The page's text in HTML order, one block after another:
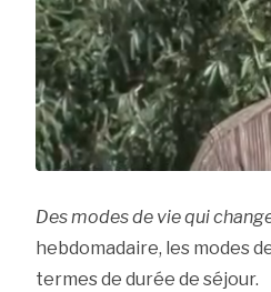
Des modes de vie qui
hebdomadaire, les modes
termes de durée de séjour.